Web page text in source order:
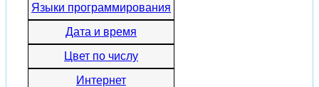
Языки программирования
Дата и время
Цвет по числу
Интернет